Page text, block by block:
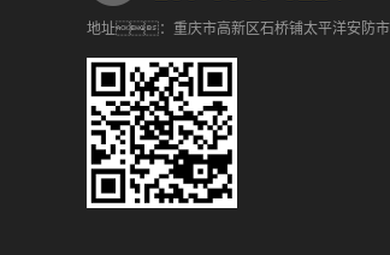
地址：重庆市高新区石桥铺太平洋安防市